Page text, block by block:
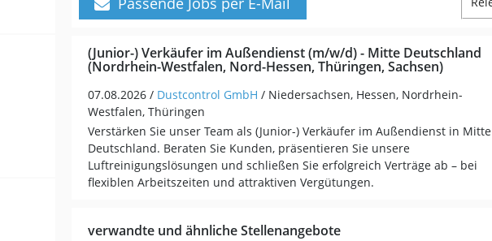
(Junior-) Verkäufer im Außendienst (m/w/d) - Mitte Deutschland
(Nordrhein-Westfalen, Nord-Hessen, Thüringen, Sachsen)
07.08.2026 / Dustcontrol GmbH / Niedersachsen, Hessen, Nordrhein-
Westfalen, Thüringen
Verstärken Sie unser Team als (Junior-) Verkäufer im Außendienst in Mitte
Deutschland. Beraten Sie Kunden, präsentieren Sie unsere
Luftreinigungslösungen und schließen Sie erfolgreich Verträge ab – bei
flexiblen Arbeitszeiten und attraktiven Vergütungen.
verwandte und ähnliche Stellenangebote